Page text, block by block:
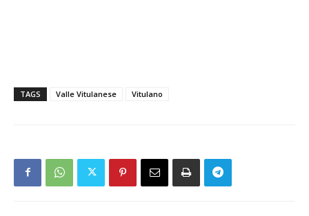
TAGS Valle Vitulanese Vitulano